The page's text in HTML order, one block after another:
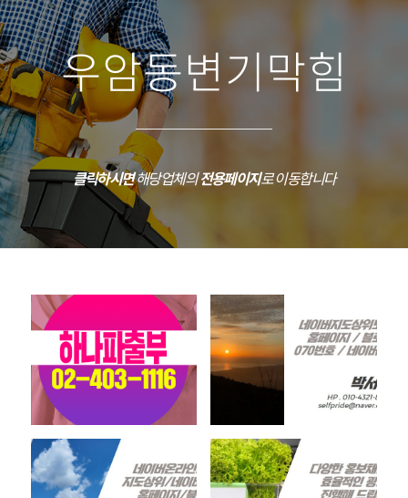
우암동변기막힘
클릭하시면해당업체의전용페이지로 이동합니다